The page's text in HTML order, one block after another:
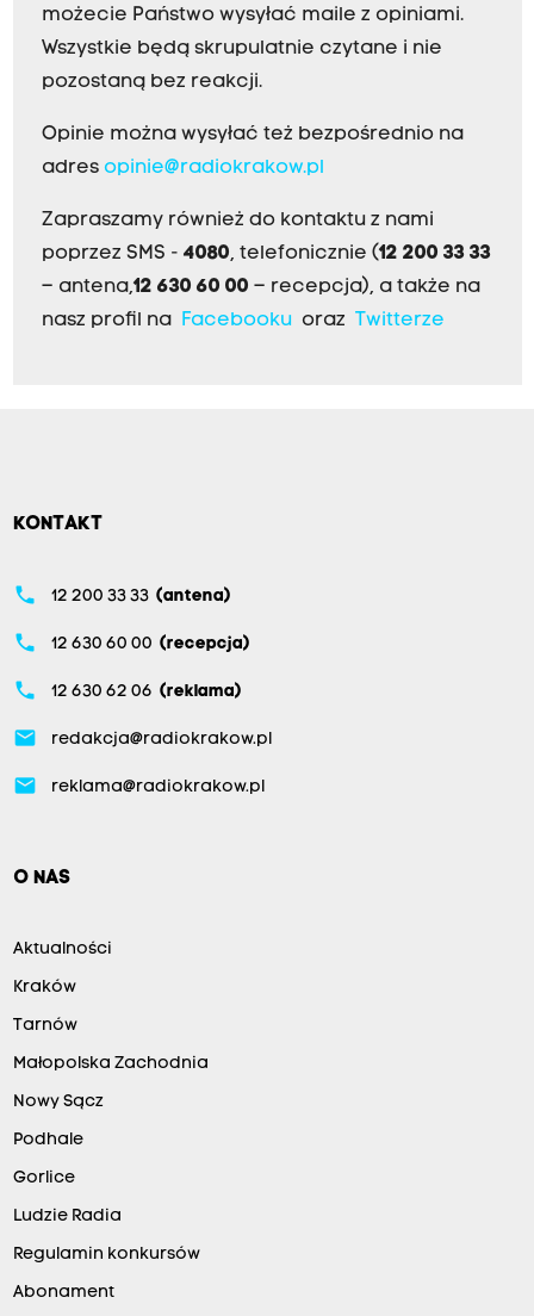
możecie Państwo wysyłać maile z opiniami.
Wszystkie będą skrupulatnie czytane i nie
pozostaną bez reakcji.
Opinie można wysyłać też bezpośrednio na
adres opinie@radiokrakow.pl
Zapraszamy również do kontaktu z nami
poprzez SMS - 4080, telefonicznie (12 200 33 33
– antena,12 630 60 00 – recepcja), a także na
nasz profil na
Facebookuoraz Twitterze
KONTAKT
phone 12 200 33 33 (antena)
phone 12 630 60 00 (recepcja)
phone 12 630 62 06 (reklama)
email redakcja@radiokrakow.pl
email reklama@radiokrakow.pl
O NAS
Aktualności
Kraków
Tarnów
Małopolska Zachodnia
Nowy Sącz
Podhale
Gorlice
Ludzie Radia
Regulamin konkursów
Abonament